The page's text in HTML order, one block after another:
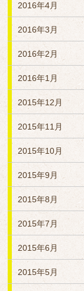
2016年4月
2016年3月
2016年2月
2016年1月
2015年12月
2015年11月
2015年10月
2015年9月
2015年8月
2015年7月
2015年6月
2015年5月